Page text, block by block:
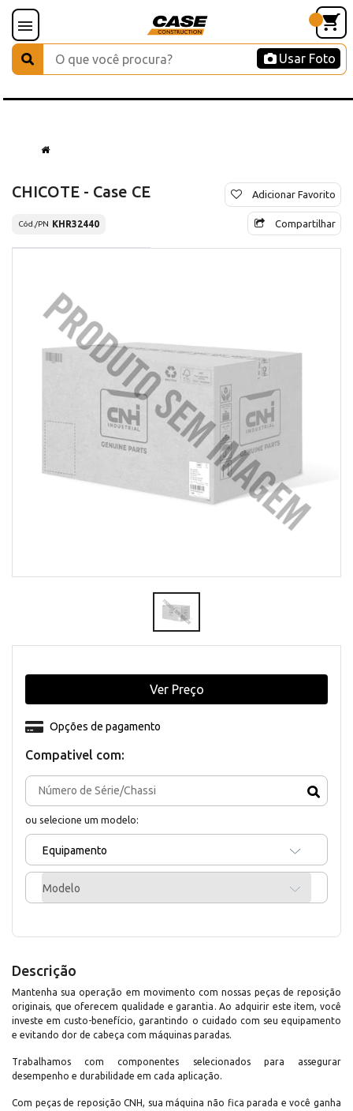
Usar Foto
CHICOTE - Case CE
Cód./PN KHR32440
Adicionar Favorito
Compartilhar
Compativel com:
ou selecione um modelo:
Equipamento
Modelo
Opções de pagamento
Ver Preço
Descrição
Mantenha sua operação em movimento com nossas peças de reposição
originais, que oferecem qualidade e garantia. Ao adquirir este item, você
investe em custo-benefício, garantindo o cuidado com seu equipamento
e evitando dor de cabeça com máquinas paradas.
Trabalhamos com componentes selecionados para assegurar
desempenho e durabilidade em cada aplicação.
Com peças de reposição CNH, sua máquina não fica parada e você ganha